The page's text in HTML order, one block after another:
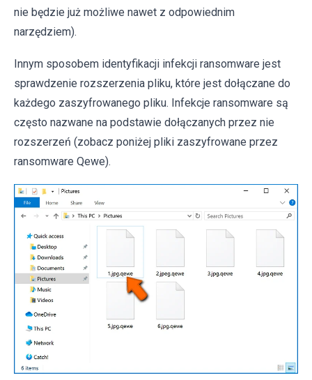
nie będzie już możliwe nawet z odpowiednim
narzędziem).
Innym sposobem identyfikacji infekcji ransomware jest
sprawdzenie rozszerzenia pliku, które jest dołączane do
każdego zaszyfrowanego pliku. Infekcje ransomware są
często nazwane na podstawie dołączanych przez nie
rozszerzeń (zobacz poniżej pliki zaszyfrowane przez
ransomware Qewe).